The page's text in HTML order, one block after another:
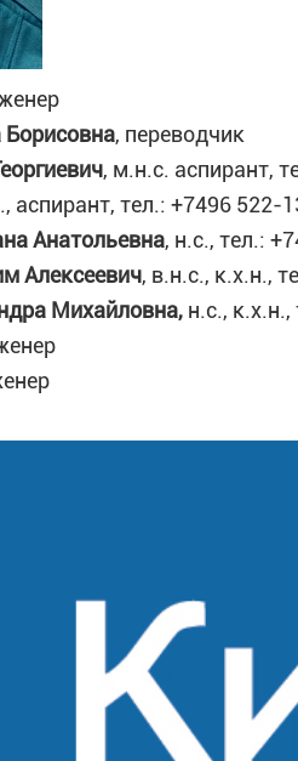
, переводчик
, м.н.с. аспирант,
аспирант, тел.: +7496 522-
Анатольевна, н.с., тел.:
Алексеевич, в.н.с., к.х.н.,
Михайловна, н.с.,